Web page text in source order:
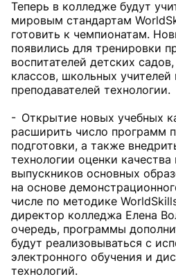
Теперь в колледже будут
мировым стандартам
готовить к чемпионатам.
появились для тренировки
воспитателей детских
классов, школьных
преподавателей технологии.
- Открытие новых учебных
расширить число программ
подготовки, а также
технологии оценки качества
выпускников основных
на основе
числе по методике
директор колледжа Елена
очередь, программы
будут реализовываться с
электронного обучения и
технологий.